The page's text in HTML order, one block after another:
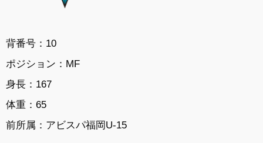
背番号：10
ポジション： MF
身長： 167
体重： 65
前所属：アビスパ福岡U-15